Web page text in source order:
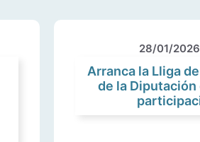
28/01/2026
Arranca la Lliga
de la